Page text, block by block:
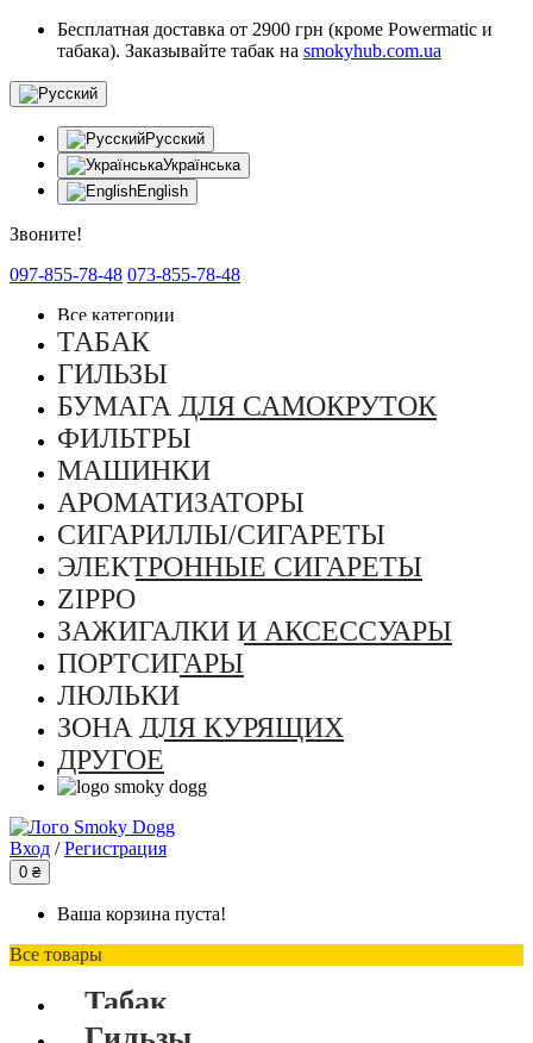
Бесплатная доставка от 2900 грн (кроме Powermatic и
табака). Заказывайте табак на smokyhub.com.ua
Русский
Українська
English
Звоните!
097-855-78-48 073-855-78-48
Все категории
ТАБАК
ГИЛЬЗЫ
БУМАГА ДЛЯ САМОКРУТОК
ФИЛЬТРЫ
МАШИНКИ
АРОМАТИЗАТОРЫ
СИГАРИЛЛЫ/СИГАРЕТЫ
ЭЛЕКТРОННЫЕ СИГАРЕТЫ
ZIPPO
ЗАЖИГАЛКИ И АКСЕССУАРЫ
ПОРТСИГАРЫ
ЛЮЛЬКИ
ЗОНА ДЛЯ КУРЯЩИХ
ДРУГОЕ
Вход / Регистрация
0 ₴
Ваша корзина пуста!
Все товары
Табак